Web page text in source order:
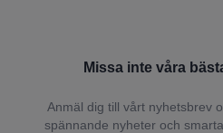
Missa inte våra
Anmäl dig till vårt nyhetsbrev
spännande nyheter och